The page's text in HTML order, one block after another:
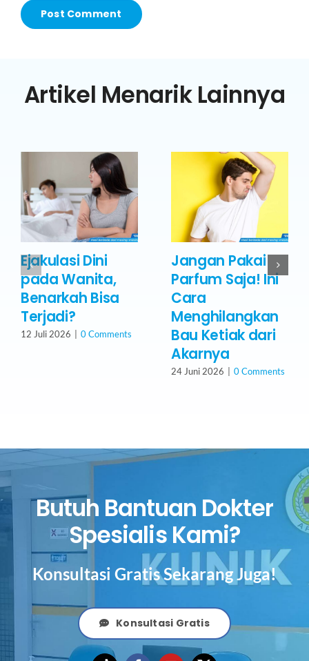
Artikel Menarik Lainnya
Ejakulasi Dini
pada Wanita,
Benarkah Bisa
Terjadi?
12 Juli 2026 0 Comments
Jangan Pakai
Parfum Saja! Ini
Cara
Menghilangkan
Bau Ketiak dari
Akarnya
24 Juni 2026 0 Comments
Butuh Bantuan Dokter
Spesialis Kami?
Konsultasi Gratis Sekarang Juga!
Konsultasi Gratis